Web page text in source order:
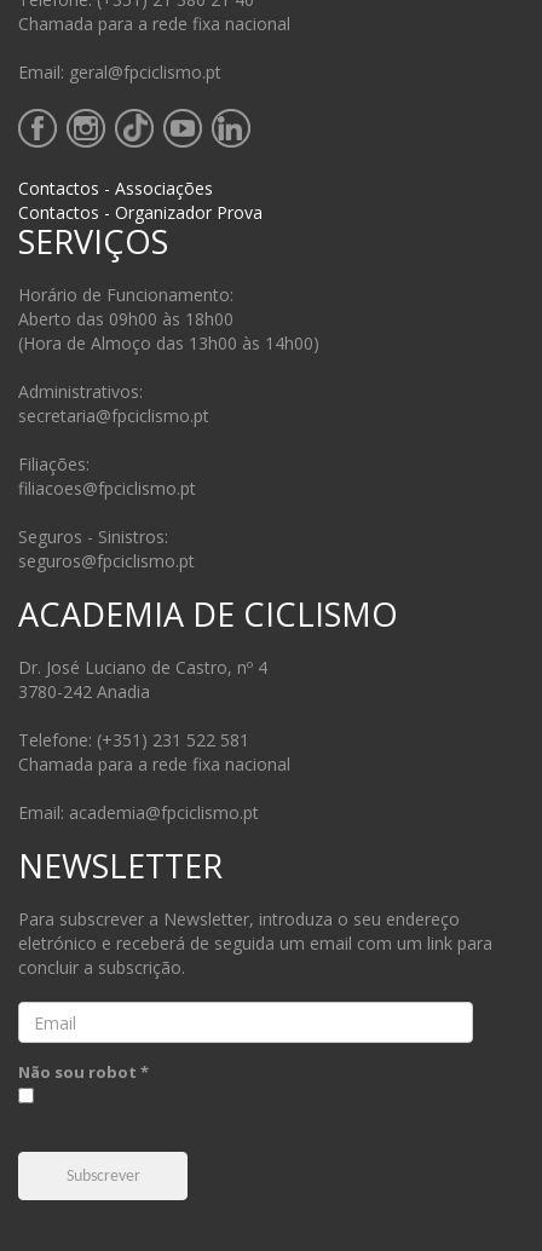
Chamada para a rede fixa nacional
Email: geral@fpciclismo.pt
Contactos - Associações
Contactos - Organizador Prova
SERVIÇOS
Horário de Funcionamento:
Aberto das 09h00 às 18h00
(Hora de Almoço das 13h00 às 14h00)
Administrativos:
secretaria@fpciclismo.pt
Filiações:
filiacoes@fpciclismo.pt
Seguros - Sinistros:
seguros@fpciclismo.pt
ACADEMIA DE CICLISMO
Dr. José Luciano de Castro, nº 4
3780-242 Anadia
Telefone: (+351) 231 522 581
Chamada para a rede fixa nacional
Email: academia@fpciclismo.pt
NEWSLETTER
Para subscrever a Newsletter, introduza o seu endereço
eletrónico e receberá de seguida um email com um link para
concluir a subscrição.
Email
Não sou robot *
Subscrever